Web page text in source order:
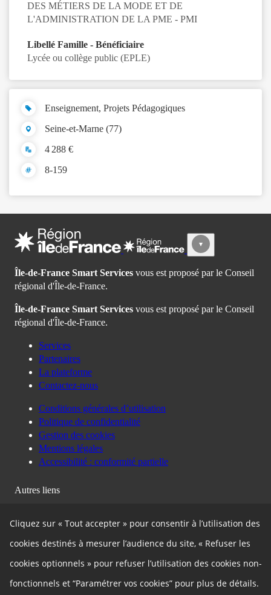
DES MÉTIERS DE LA MODE ET DE
L'ADMINISTRATION DE LA PME - PMI
Libellé Famille - Bénéficiaire
Lycée ou collège public (EPLE)
Enseignement, Projets Pédagogiques
Seine-et-Marne (77)
4 288 €
8-159
Cliquez sur « Tout accepter » pour consentir à l’utilisation des
cookies destinés à mesurer l’audience du site, « Refuser les
cookies optionnels » pour refuser l’utilisation des cookies non-
fonctionnels et “Paramétrer vos cookies” pour plus de détails.
Autres liens
Besoin d'aide ?